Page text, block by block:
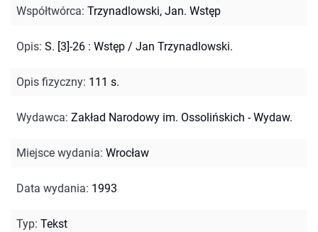
Współtwórca: Trzynadlowski, Jan. Wstęp
Opis: S. [3]-26 : Wstęp / Jan Trzynadlowski.
Opis fizyczny: 111 s.
Wydawca: Zakład Narodowy im. Ossolińskich - Wydaw.
Miejsce wydania: Wrocław
Data wydania: 1993
Typ: Tekst